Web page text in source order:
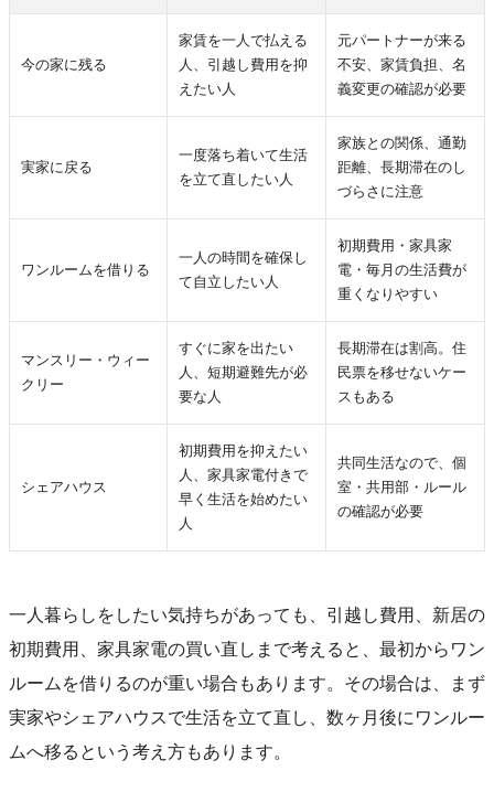
今の家に残る
家賃を一人で払える
人、引越し費用を抑
えたい人
元パートナーが来る
不安、家賃負担、名
義変更の確認が必要
実家に戻る
一度落ち着いて生活
を立て直したい人
家族との関係、通勤
距離、長期滞在のし
づらさに注意
ワンルームを借りる
一人の時間を確保し
て自立したい人
初期費用・家具家
電・毎月の生活費が
重くなりやすい
マンスリー・ウィー
クリー
すぐに家を出たい
人、短期避難先が必
要な人
長期滞在は割高。住
民票を移せないケー
スもある
シェアハウス
初期費用を抑えたい
人、家具家電付きで
早く生活を始めたい
人
共同生活なので、個
室・共用部・ルール
の確認が必要
一人暮らしをしたい気持ちがあっても、引越し費用、新居の
初期費用、家具家電の買い直しまで考えると、最初からワン
ルームを借りるのが重い場合もあります。その場合は、まず
実家やシェアハウスで生活を立て直し、数ヶ月後にワンルー
ムへ移るという考え方もあります。